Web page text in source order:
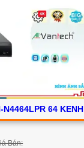
N4464LPR 64 KENH
Bán: